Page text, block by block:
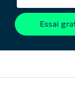
Essai